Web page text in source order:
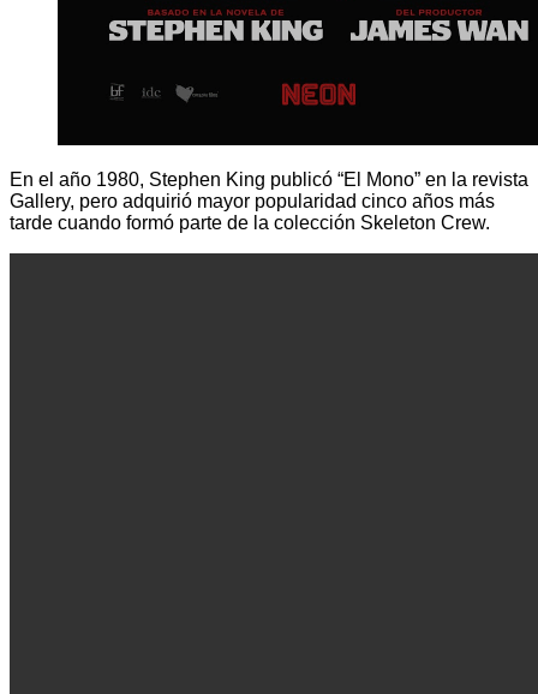
En el año 1980, Stephen King publicó “El Mono” en la revista
Gallery, pero adquirió mayor popularidad cinco años más
tarde cuando formó parte de la colección Skeleton Crew.